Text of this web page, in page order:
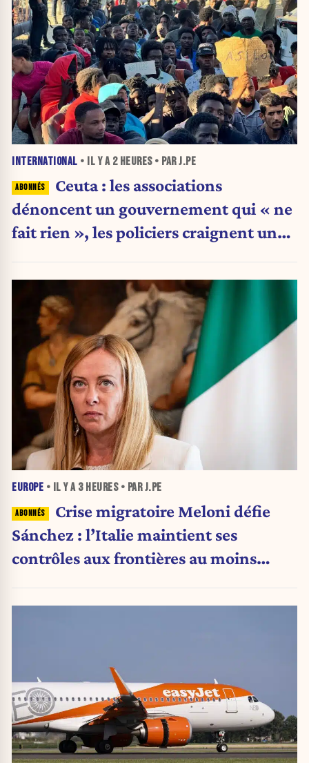
INTERNATIONAL • IL Y A 2 HEURES• PAR J.PE
Ceuta : les associations
dénoncent un gouvernement qui « ne
fait rien », les policiers craignent une
EUROPE • IL Y A 3 HEURES• PAR J.PE
Crise migratoire Meloni défie
Sánchez : l’Italie maintient ses
contrôles aux frontières au moins